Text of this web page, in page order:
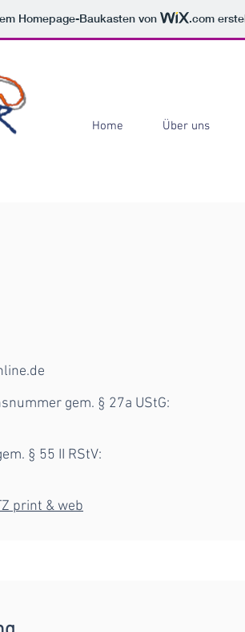
Homepage-Baukasten von .com
Home Über uns
gem. § 27a UStG:
§ 55 II RStV:
print & web